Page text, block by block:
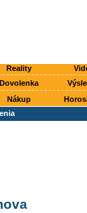
Reality
Dovolenka
Nákup